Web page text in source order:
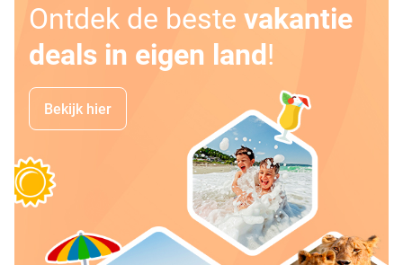
Ontdek de beste vakantie
deals in eigen land!
Bekijk hier